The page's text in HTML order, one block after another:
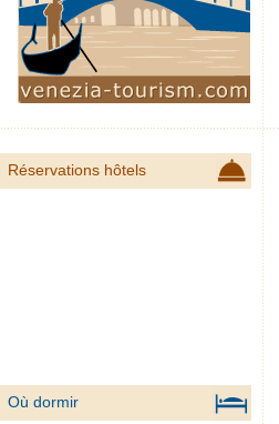
Réservations hôtels
Où dormir